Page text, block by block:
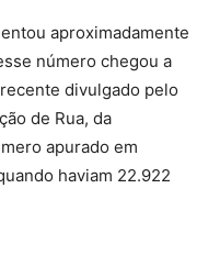
aproximadamente
número chegou a
divulgado pelo
de Rua, da
apurado em
haviam 22.922